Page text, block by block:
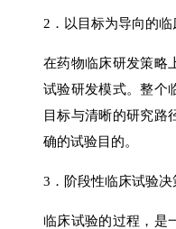
2．以目标为导向的临
在药物临床研发策略
试验研发模式。整个
目标与清晰的研究路
确的试验目的。
3．阶段性临床试验决
临床试验的过程，是